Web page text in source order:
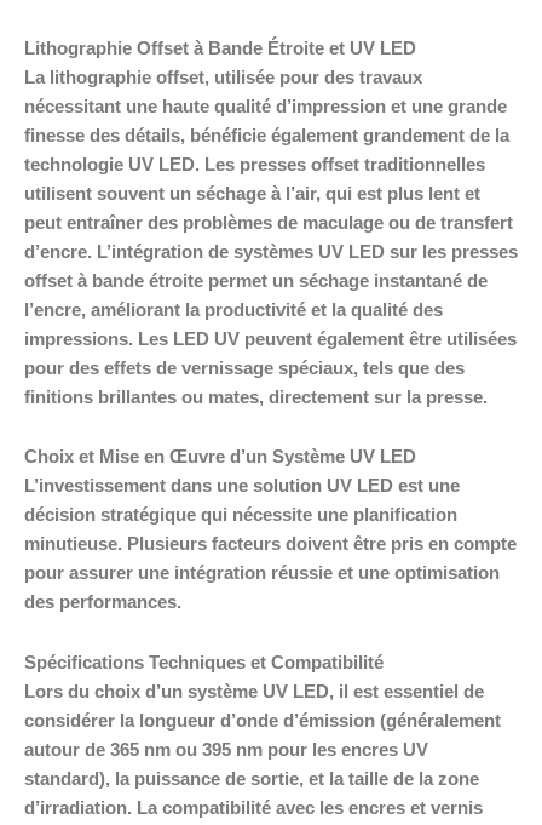
Lithographie Offset à Bande Étroite et UV LED
La lithographie offset, utilisée pour des travaux
nécessitant une haute qualité d’impression et une grande
finesse des détails, bénéficie également grandement de la
technologie UV LED. Les presses offset traditionnelles
utilisent souvent un séchage à l’air, qui est plus lent et
peut entraîner des problèmes de maculage ou de transfert
d’encre. L’intégration de systèmes UV LED sur les presses
offset à bande étroite permet un séchage instantané de
l’encre, améliorant la productivité et la qualité des
impressions. Les LED UV peuvent également être utilisées
pour des effets de vernissage spéciaux, tels que des
finitions brillantes ou mates, directement sur la presse.
Choix et Mise en Œuvre d’un Système UV LED
L’investissement dans une solution UV LED est une
décision stratégique qui nécessite une planification
minutieuse. Plusieurs facteurs doivent être pris en compte
pour assurer une intégration réussie et une optimisation
des performances.
Spécifications Techniques et Compatibilité
Lors du choix d’un système UV LED, il est essentiel de
considérer la longueur d’onde d’émission (généralement
autour de 365 nm ou 395 nm pour les encres UV
standard), la puissance de sortie, et la taille de la zone
d’irradiation. La compatibilité avec les encres et vernis